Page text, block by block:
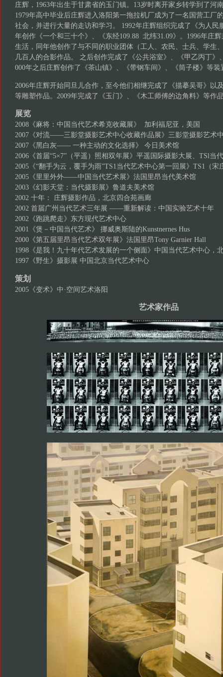
庄辉，1963年出生于甘肃省的玉门镇。13岁时离开家乡转学到了河
1979年高中毕业后庄辉进入洛阳第一拖拉机厂成为了一名国营工厂
社会，并进行大量的走访和学习。 1992年庄辉组织完成了《为人民
年创作《一个和三十个》、《东经109.88 北纬31.09》。1996年庄
生活，同年他创作了与不同的职业团体（工人、农民、士兵、学生
几百人的合影作品。 之后创作完成了《公共浴室》、《甲乙丙丁》
000年之后庄辉创作了《茶山镇》、《带钢车间》、《筒子楼》等装
2006年庄辉开始同旦儿合作，至今他们相继完成了《描摹吴哥》以
等雕塑作品。2009年完成了《玉门》、《木工师傅的边角料》等作
展览
2008《麻将：中国当代艺术希克收藏展》 加利福尼亚，美国
2007《对流——三影堂摄影艺术中心收藏作品展》三影堂摄影艺术
2007《黑白灰—— 一种主动的文化选择》 今日美术馆
2006《首届“5×7”（平遥）照相双年展》平遥国际摄影大展、TSl当
2005《“翻手为云，覆手为雨”TS1当代艺术中心第一回展》TS1（
2005《里里外外——中国当代艺术展》法国里昂当代美术馆
2003《幻影天堂：当代摄影展》鲁道夫美术馆
2002 十年： 庄辉摄影作品，北京四合苑画廊
2002 首届广州当代艺术三年展 ——重新解读：中国实验艺术十年
2002《跑跳爬走》东方现代艺术中心
2001《煲－中国当代艺术》 挪威奥斯陆的Kunstnernes Hus
2000《第五届里昂当代艺术双年展》法国里昂Tony Garnier Hall
1998《是我！九十年代艺术发展的一个侧面》中国当代艺术中心，
1997《野生》摄影展 中国北京当代艺术中心
策划
2005《变术》中·空间艺术洛阳
艺术家作品